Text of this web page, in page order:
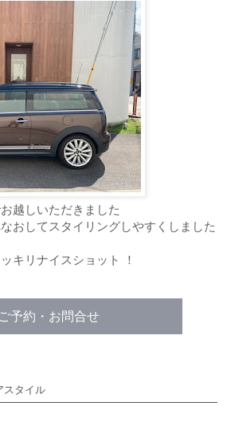
越しいただきました
おしてスタイリングしやすくしました
キリナイスショット ！
ご予約・お問合せ
スタイル